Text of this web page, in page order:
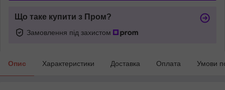
Що таке купити з Пром?
Замовлення під захистом
Опис Характеристики Доставка Оплата Умови